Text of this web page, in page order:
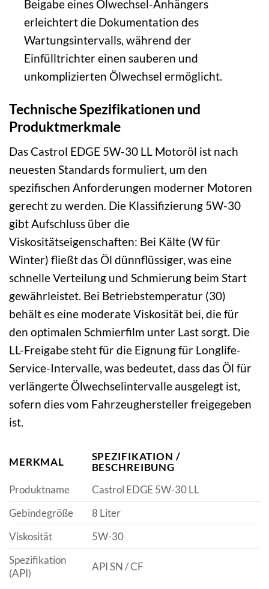
Beigabe eines Ölwechsel-Anhängers
erleichtert die Dokumentation des
Wartungsintervalls, während der
Einfülltrichter einen sauberen und
unkomplizierten Ölwechsel ermöglicht.
Technische Spezifikationen und
Produktmerkmale
Das Castrol EDGE 5W-30 LL Motoröl ist nach
neuesten Standards formuliert, um den
spezifischen Anforderungen moderner Motoren
gerecht zu werden. Die Klassifizierung 5W-30
gibt Aufschluss über die
Viskositätseigenschaften: Bei Kälte (W für
Winter) fließt das Öl dünnflüssiger, was eine
schnelle Verteilung und Schmierung beim Start
gewährleistet. Bei Betriebstemperatur (30)
behält es eine moderate Viskosität bei, die für
den optimalen Schmierfilm unter Last sorgt. Die
LL-Freigabe steht für die Eignung für Longlife-
Service-Intervalle, was bedeutet, dass das Öl für
verlängerte Ölwechselintervalle ausgelegt ist,
sofern dies vom Fahrzeughersteller freigegeben
ist.
MERKMAL
SPEZIFIKATION /
BESCHREIBUNG
Produktname
Castrol EDGE 5W-30 LL
Gebindegröße
8 Liter
Viskosität
5W-30
Spezifikation
(API)
API SN / CF